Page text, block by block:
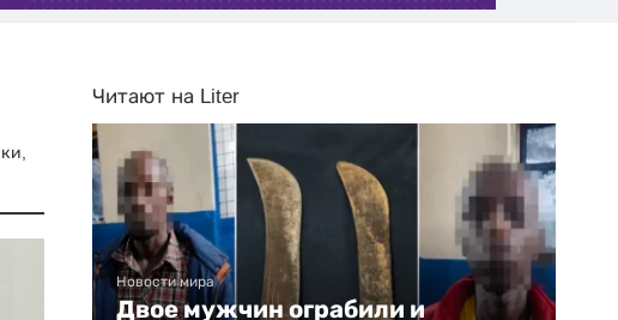
Читают на Liter
Новости мира
Двое мужчин ограбили и